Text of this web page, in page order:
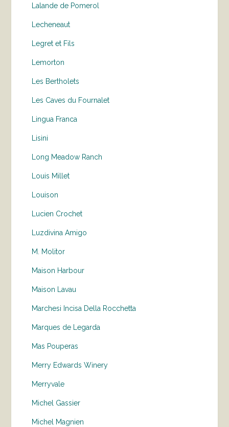
Lalande de Pomerol
Lecheneaut
Legret et Fils
Lemorton
Les Bertholets
Les Caves du Fournalet
Lingua Franca
Lisini
Long Meadow Ranch
Louis Millet
Louison
Lucien Crochet
Luzdivina Amigo
M. Molitor
Maison Harbour
Maison Lavau
Marchesi Incisa Della Rocchetta
Marques de Legarda
Mas Pouperas
Merry Edwards Winery
Merryvale
Michel Gassier
Michel Magnien